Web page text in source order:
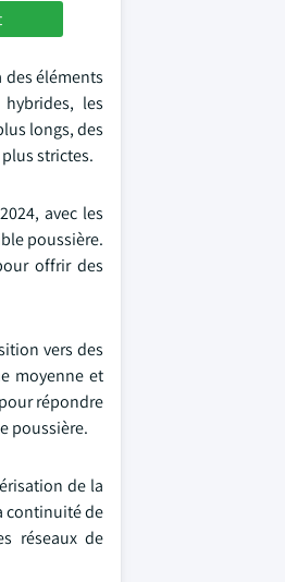
éléments
les
longs, des
strictes.
avec les
poussière.
offrir des
vers des
moyenne et
répondre
poussière.
de la
continuité de
réseaux de